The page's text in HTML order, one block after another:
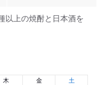
以上の焼酎と日本酒を
木 金 土